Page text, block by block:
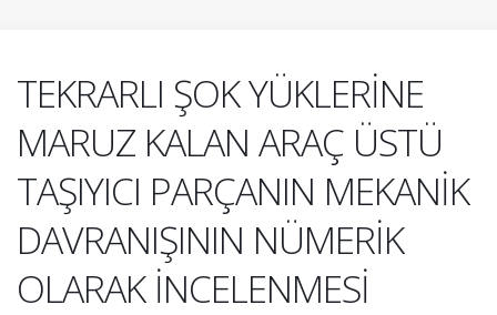
TEKRARLI ŞOK YÜKLERİNE
MARUZ KALAN ARAÇ ÜSTÜ
TAŞIYICI PARÇANIN MEKANİK
DAVRANIŞININ NÜMERİK
OLARAK İNCELENMESİ